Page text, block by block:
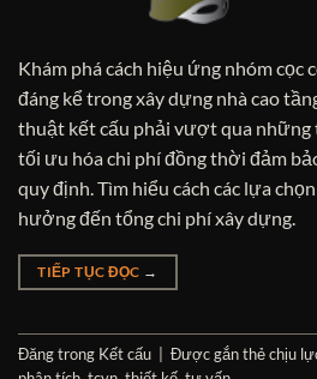
Khám phá cách hiệu ứng nhóm cọc
đáng kể trong xây dựng nhà cao
thuật kết cấu phải vượt qua
tối ưu hóa chi phí đồng thời đảm
quy định. Tìm hiểu cách các lựa
hưởng đến tổng chi phí xây dựng.
TIẾP TỤC ĐỌC →
Đăng trong Kết cấu Được gắn thẻchịu